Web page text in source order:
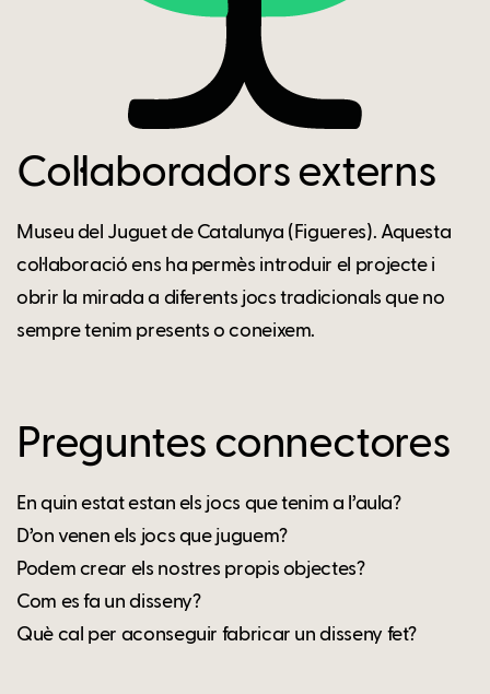
Col·laboradors externs
Museu del Juguet de Catalunya (Figueres). Aquesta
col·laboració ens ha permès introduir el projecte i
obrir la mirada a diferents jocs tradicionals que no
sempre tenim presents o coneixem.
Preguntes connectores
En quin estat estan els jocs que tenim a l’aula?
D’on venen els jocs que juguem?
Podem crear els nostres propis objectes?
Com es fa un disseny?
Què cal per aconseguir fabricar un disseny fet?